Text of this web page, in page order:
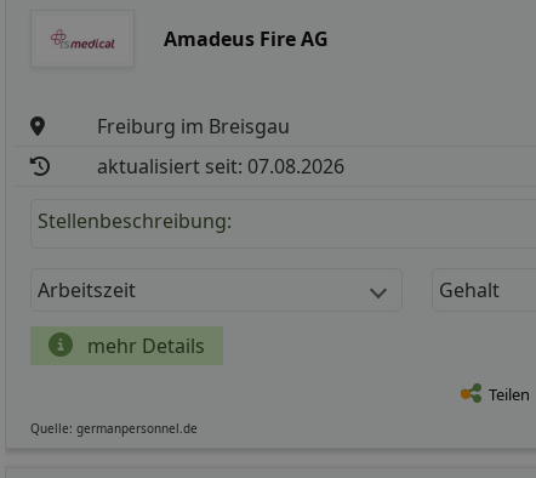
Amadeus Fire AG
Freiburg im Breisgau
aktualisiert seit: 07.08.2026
Stellenbeschreibung:
Arbeitszeit Gehalt
mehr Details
Teilen
Quelle: germanpersonnel.de